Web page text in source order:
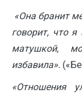
«Она бранит
говорит, что
матушкой,
избавила».
«Отношения